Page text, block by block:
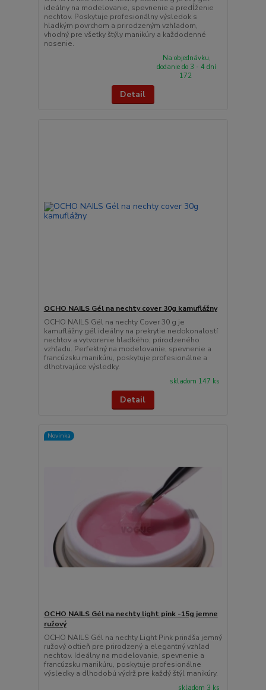
ideálny na modelovanie, spevnenie a predĺženie
nechtov. Poskytuje profesionálny výsledok s
hladkým povrchom a prirodzeným vzhľadom,
vhodný pre všetky štýly manikúry a každodenné
nosenie.
Na objednávku,
dodanie do 3 - 4 dní
172
Detail
OCHO NAILS Gél na nechty cover 30g kamuflážny
OCHO NAILS Gél na nechty Cover 30 g je
kamuflážny gél ideálny na prekrytie nedokonalostí
nechtov a vytvorenie hladkého, prirodzeného
vzhľadu. Perfektný na modelovanie, spevnenie a
francúzsku manikúru, poskytuje profesionálne a
dlhotrvajúce výsledky.
skladom 147 ks
Detail
Novinka
OCHO NAILS Gél na nechty light pink -15g jemne
ružový
OCHO NAILS Gél na nechty Light Pink prináša jemný
ružový odtieň pre prirodzený a elegantný vzhľad
nechtov. Ideálny na modelovanie, spevnenie a
francúzsku manikúru, poskytuje profesionálne
výsledky a dlhodobú výdrž pre každý štýl manikúry.
skladom 3 ks